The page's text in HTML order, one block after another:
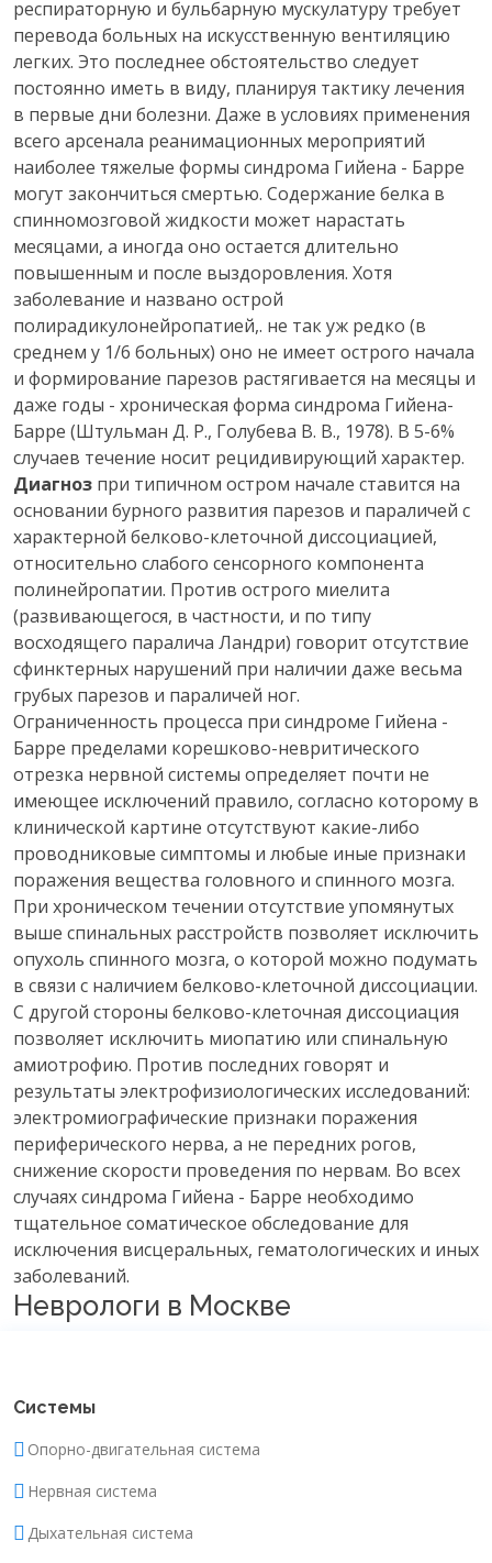
респираторную и бульбарную мускулатуру требует
перевода больных на искусственную вентиляцию
легких. Это последнее обстоятельство следует
постоянно иметь в виду, планируя тактику лечения
в первые дни болезни. Даже в условиях применения
всего арсенала реанимационных мероприятий
наиболее тяжелые формы синдрома Гийена - Барре
могут закончиться смертью. Содержание белка в
спинномозговой жидкости может нарастать
месяцами, а иногда оно остается длительно
повышенным и после выздоровления. Хотя
заболевание и названо острой
полирадикулонейропатией,. не так уж редко (в
среднем у 1/6 больных) оно не имеет острого начала
и формирование парезов растягивается на месяцы и
даже годы - хроническая форма синдрома Гийена-
Барре (Штульман Д. Р., Голубева В. В., 1978). В 5-6%
случаев течение носит рецидивирующий характер.
Диагноз при типичном остром начале ставится на
основании бурного развития парезов и параличей с
характерной белково-клеточной диссоциацией,
относительно слабого сенсорного компонента
полинейропатии. Против острого миелита
(развивающегося, в частности, и по типу
восходящего паралича Ландри) говорит отсутствие
сфинктерных нарушений при наличии даже весьма
грубых парезов и параличей ног.
Ограниченность процесса при синдроме Гийена -
Барре пределами корешково-невритического
отрезка нервной системы определяет почти не
имеющее исключений правило, согласно которому в
клинической картине отсутствуют какие-либо
проводниковые симптомы и любые иные признаки
поражения вещества головного и спинного мозга.
При хроническом течении отсутствие упомянутых
выше спинальных расстройств позволяет исключить
опухоль спинного мозга, о которой можно подумать
в связи с наличием белково-клеточной диссоциации.
С другой стороны белково-клеточная диссоциация
позволяет исключить миопатию или спинальную
амиотрофию. Против последних говорят и
результаты электрофизиологических исследований:
электромиографические признаки поражения
периферического нерва, а не передних рогов,
снижение скорости проведения по нервам. Во всех
случаях синдрома Гийена - Барре необходимо
тщательное соматическое обследование для
исключения висцеральных, гематологических и иных
заболеваний.
Неврологи в Москве
Системы
Опорно-двигательная система
Нервная система
Дыхательная система